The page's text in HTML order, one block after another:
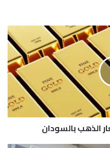
الذهب بالسودان